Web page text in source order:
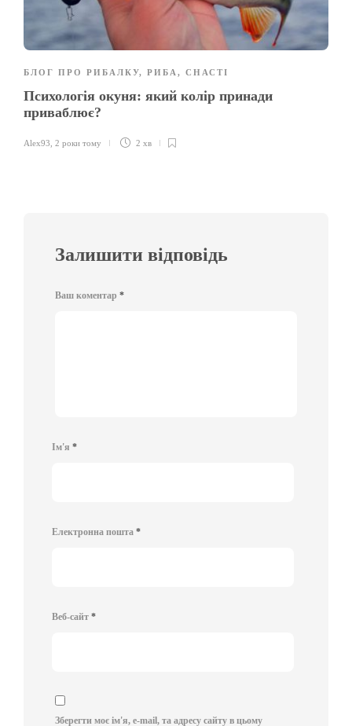
БЛОГ ПРО РИБАЛКУ, РИБА , СНАСТІ
Психологія окуня: який колір принади
приваблює?
Alex93 2 роки тому 2 хв
Залишити відповідь
Ваш коментар *
Ім'я *
Електронна пошта *
Веб-сайт *
Зберегти моє ім'я, e-mail, та адресу сайту в цьому